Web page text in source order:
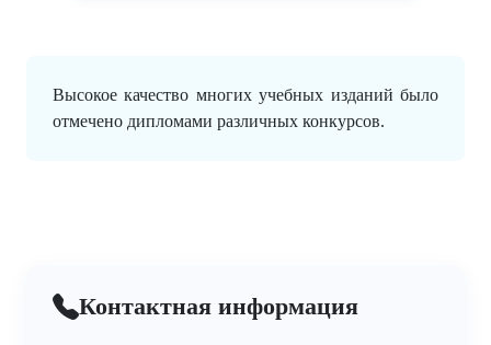
Высокое качество многих учебных изданий было
отмечено дипломами различных конкурсов.
Контактная информация